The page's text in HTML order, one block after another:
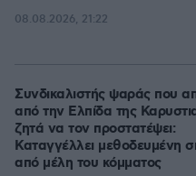
08.08.2026, 21:22
Συνδικαλιστής ψαράς που
από την Ελπίδα της
ζητά να τον προστατέψει:
Καταγγέλλει μεθοδευμένη
από μέλη του κόμματος